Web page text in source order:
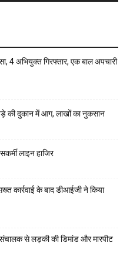
4 अभियुक्त गिरफ्तार, एक बाल अपचारी
की दुकान में आग, लाखों का नुकसान
लाइन हाजिर
कार्रवाई के बाद डीआईजी ने किया
से लड़की की डिमांड और मारपीट